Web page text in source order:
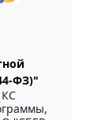
ФЗ)"
КС